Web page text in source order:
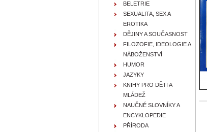
BELETRIE
SEXUALITA, SEX A
EROTIKA
DĚJINY A SOUČASNOST
FILOZOFIE, IDEOLOGIE A
NÁBOŽENSTVÍ
HUMOR
JAZYKY
KNIHY PRO DĚTI A
MLÁDEŽ
NAUČNÉ SLOVNÍKY A
ENCYKLOPEDIE
PŘÍRODA